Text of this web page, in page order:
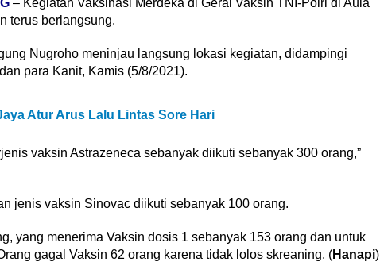
– Kegiatan Vaksinasi Merdeka di Gerai Vaksin TNI-Polri di Aula
terus berlangsung.
Nugroho meninjau langsung lokasi kegiatan, didampingi
para Kanit, Kamis (5/8/2021).
Atur Arus Lalu Lintas Sore Hari
vaksin Astrazeneca sebanyak diikuti sebanyak 300 orang,”
jenis vaksin Sinovac diikuti sebanyak 100 orang.
yang menerima Vaksin dosis 1 sebanyak 153 orang dan untuk
gagal Vaksin 62 orang karena tidak lolos skreaning. (Hanapi)